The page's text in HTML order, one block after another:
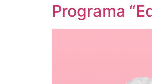
Programa